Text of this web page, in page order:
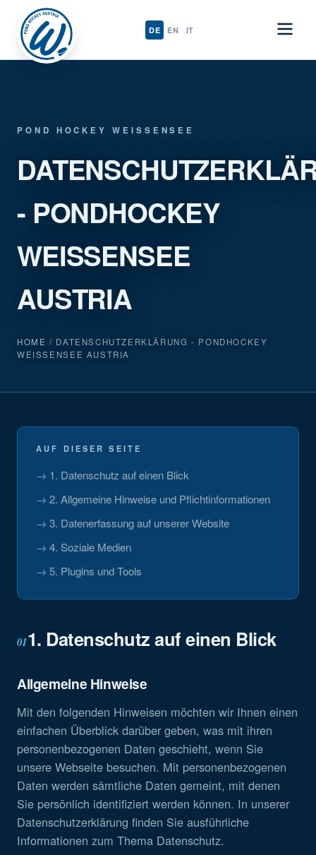
DE EN IT
POND HOCKEY WEISSENSEE
- PONDHOCKEY
WEISSENSEE
AUSTRIA
HOME / DATENSCHUTZERKLÄRUNG - PONDHOCKEY
WEISSENSEE AUSTRIA
AUF DIESER SEITE
1. Datenschutz auf einen Blick
2. Allgemeine Hinweise und Pflichtinformationen
3. Datenerfassung auf unserer Website
4. Soziale Medien
5. Plugins und Tools
011. Datenschutz auf einen Blick
Allgemeine Hinweise
Mit den folgenden Hinweisen möchten wir Ihnen einen
einfachen Überblick darüber geben, was mit ihren
personenbezogenen Daten geschieht, wenn Sie
unsere Webseite besuchen. Mit personenbezogenen
Daten werden sämtliche Daten gemeint, mit denen
Sie persönlich identifiziert werden können. In unserer
Datenschutzerklärung finden Sie ausführliche
Informationen zum Thema Datenschutz.